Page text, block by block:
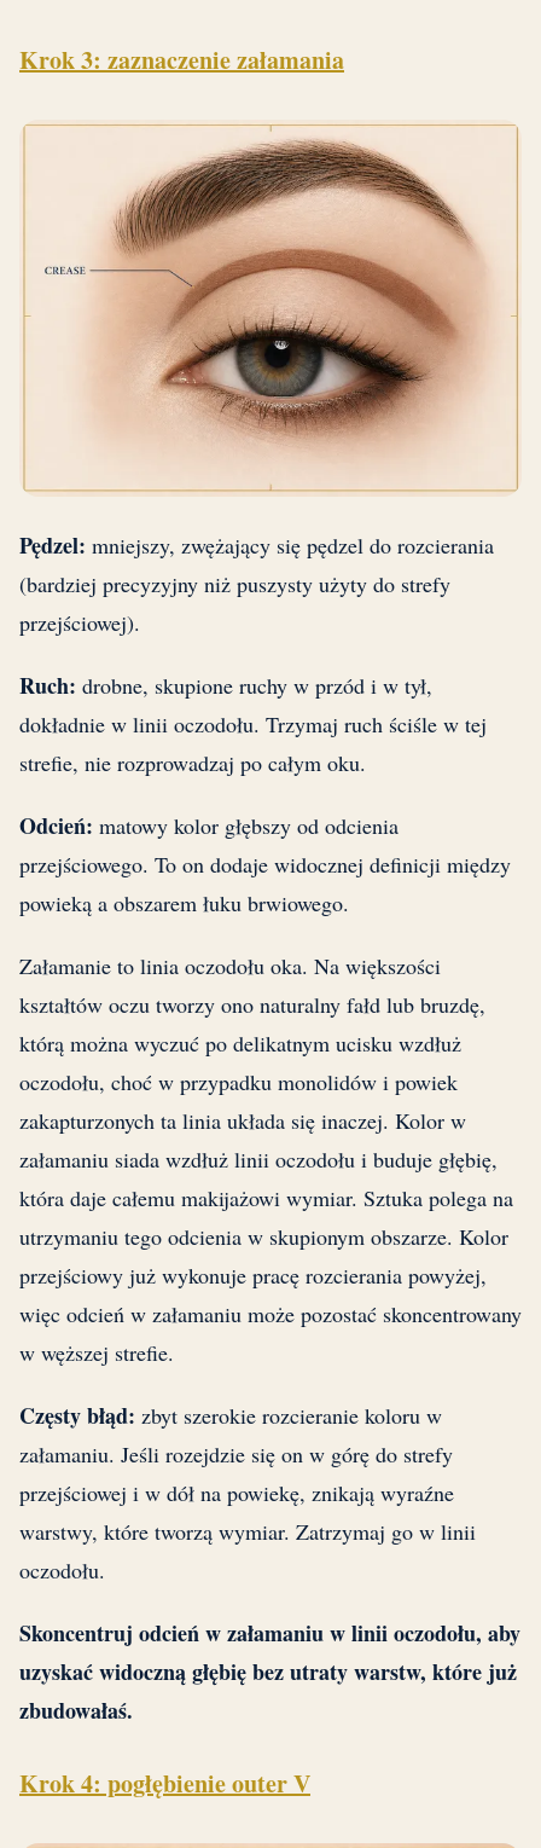
Krok 3: zaznaczenie załamania
Pędzel: mniejszy, zwężający się pędzel do rozcierania
(bardziej precyzyjny niż puszysty użyty do strefy
przejściowej).
Ruch: drobne, skupione ruchy w przód i w tył,
dokładnie w linii oczodołu. Trzymaj ruch ściśle w tej
strefie, nie rozprowadzaj po całym oku.
Odcień: matowy kolor głębszy od odcienia
przejściowego. To on dodaje widocznej definicji między
powieką a obszarem łuku brwiowego.
Załamanie to linia oczodołu oka. Na większości
kształtów oczu tworzy ono naturalny fałd lub bruzdę,
którą można wyczuć po delikatnym ucisku wzdłuż
oczodołu, choć w przypadku monolidów i powiek
zakapturzonych ta linia układa się inaczej. Kolor w
załamaniu siada wzdłuż linii oczodołu i buduje głębię,
która daje całemu makijażowi wymiar. Sztuka polega na
utrzymaniu tego odcienia w skupionym obszarze. Kolor
przejściowy już wykonuje pracę rozcierania powyżej,
więc odcień w załamaniu może pozostać skoncentrowany
w węższej strefie.
Częsty błąd: zbyt szerokie rozcieranie koloru w
załamaniu. Jeśli rozejdzie się on w górę do strefy
przejściowej i w dół na powiekę, znikają wyraźne
warstwy, które tworzą wymiar. Zatrzymaj go w linii
oczodołu.
Skoncentruj odcień w załamaniu w linii oczodołu, aby
uzyskać widoczną głębię bez utraty warstw, które już
zbudowałaś.
Krok 4: pogłębienie outer V